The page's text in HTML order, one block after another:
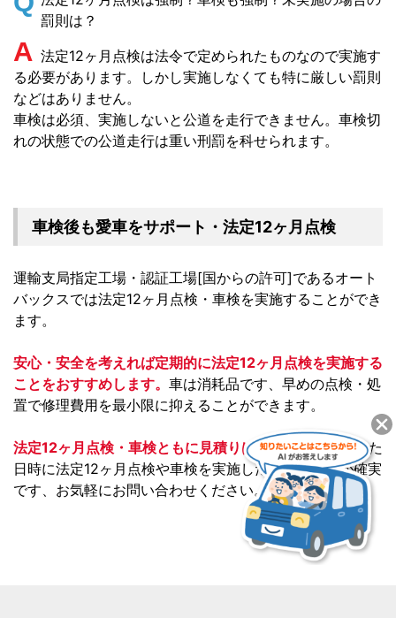
罰則は？
A 法定12ヶ月点検は法令で定められたものなので実施す
る必要があります。しかし実施しなくても特に厳しい罰則
などはありません。
車検は必須、実施しないと公道を走行できません。車検切
れの状態での公道走行は重い刑罰を科せられます。
車検後も愛車をサポート・法定12ヶ月点検
運輸支局指定工場・認証工場[国からの許可]であるオート
バックスでは法定12ヶ月点検・車検を実施することができ
ます。
安心・安全を考えれば定期的に法定12ヶ月点検を実施する
ことをおすすめします。 車は消耗品です、早めの点検・処
置で修理費用を最小限に抑えることができます。
法定12ヶ月点検・車検ともに見積りは無料です。決まった
日時に法定12ヶ月点検や車検を実施したい方は予約が確実
です、お気軽にお問い合わせください。